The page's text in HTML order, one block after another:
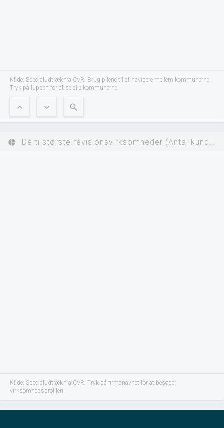
Kilde: Specialudtræk fra CVR. Brug pilene til at navigere mellem kommunerne.
Tryk på luppen for at se alle kommunerne.
expand_less expand_more zoom_out
pie_chart De ti største revisionsvirksomheder (Antal kunder)
Kilde: Specialudtræk fra CVR. Tryk på firmanavnet for at besøge
virksomhedsprofilen.